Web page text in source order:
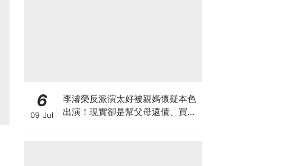
6
09 Jul
李濬榮反派演太好被親媽懷疑本色
出演！現實卻是幫父母還債、買車